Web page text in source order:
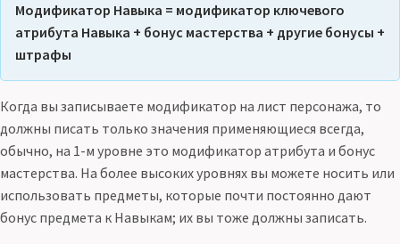
Модификатор Навыка = модификатор ключевого
атрибута Навыка + бонус мастерства + другие бонусы +
штрафы
Когда вы записываете модификатор на лист персонажа, то
должны писать только значения применяющиеся всегда,
обычно, на 1-м уровне это модификатор атрибута и бонус
мастерства. На более высоких уровнях вы можете носить или
использовать предметы, которые почти постоянно дают
бонус предмета к Навыкам; их вы тоже должны записать.